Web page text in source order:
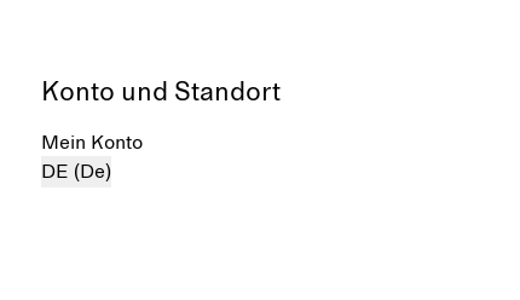
Konto und Standort
Mein Konto
DE (De)